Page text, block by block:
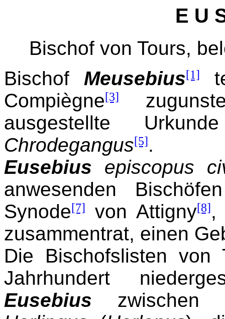
E U
Bischof von Tours,
Bischof Meusebius[1]
Compiègne[3]
ausgestellte
Chrodegangus[5].
Eusebius episcopus
anwesenden
Synode[7] von Attigny[8],
zusammentrat, einen
Die Bischofslisten von
Jahrhundert
Eusebius zwischen